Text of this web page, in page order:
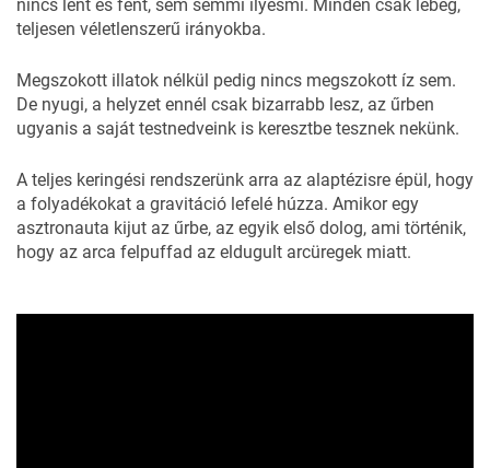
nincs lent és fent, sem semmi ilyesmi. Minden csak lebeg,
teljesen véletlenszerű irányokba.
Megszokott illatok nélkül pedig nincs megszokott íz sem.
De nyugi, a helyzet ennél csak bizarrabb lesz, az űrben
ugyanis a saját testnedveink is keresztbe tesznek nekünk.
A teljes keringési rendszerünk arra az alaptézisre épül, hogy
a folyadékokat a gravitáció lefelé húzza. Amikor egy
asztronauta kijut az űrbe, az egyik első dolog, ami történik,
hogy az arca felpuffad az eldugult arcüregek miatt.